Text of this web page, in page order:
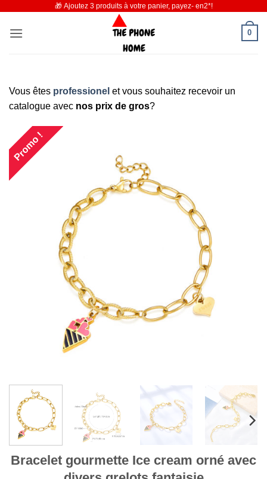
contenu
🎁 Ajoutez 3 produits à votre panier, payez- en2*!
0
Vous êtes professionel et vous souhaitez recevoir un
catalogue avec nos prix de gros?
Promo !
Bracelet gourmette Ice cream orné avec